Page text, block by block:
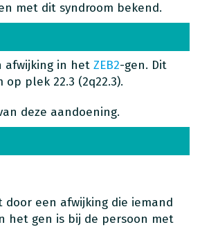
met dit syndroom bekend.
afwijking in het ZEB2-gen. Dit
plek 22.3 (2q22.3).
deze aandoening.
een afwijking die iemand
het gen is bij de persoon met